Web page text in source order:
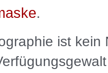
.
ist kein